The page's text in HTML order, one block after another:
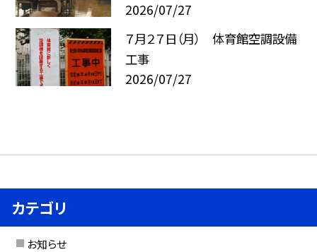
2026/07/27
７月２７日（月） 体育館空調設備
工事
2026/07/27
カテゴリ
お知らせ